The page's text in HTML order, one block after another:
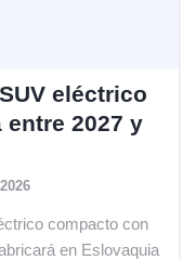
eléctrico
2027 y
compacto con
en Eslovaquia